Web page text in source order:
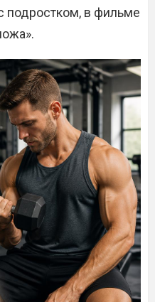
подростком, в фильме